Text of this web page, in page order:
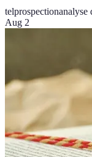
telprospectionanalyse
Aug 2